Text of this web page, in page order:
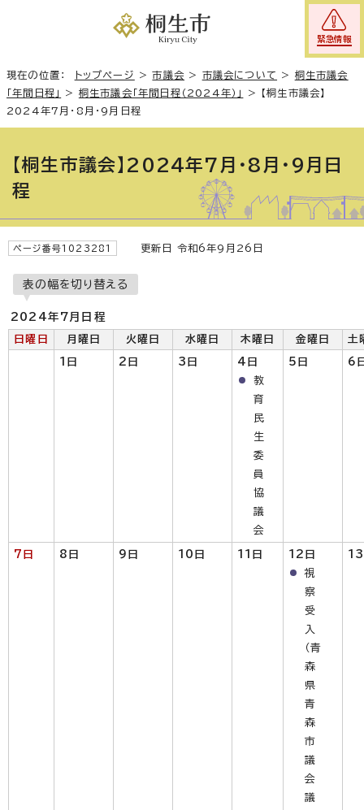
緊急情報
現在の位置： トップページ >市議会 > 市議会について > 桐生市議会
「年間日程」
> 桐生市議会「年間日程（2024年）」 >
【桐生市議会】
2024年7月・8月・9月日程
【桐生市議会】2024年7月・8月・9月日
程
ページ番号1023281 更新日 令和6年9月26日
表の幅を切り替える
2024年7月日程
日曜日 月曜日 火曜日 水曜日 木曜日 金曜日 土
1日 2日 3日
4日
教
育
民
生
委
員
協
議
会
5日 6
7日 8日 9日 10日 11日
12日
視
察
受
入
（青
森
県
青
森
市
議
会
議
13